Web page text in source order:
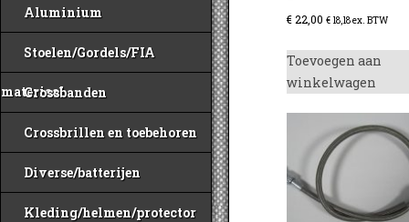
Aluminium
Stoelen/Gordels/FIA
materiaal
Crossbanden
Crossbrillen en toebehoren
Diverse/batterijen
Kleding/helmen/protector
€22,00 € 18,18ex. BTW
Toevoegen aan
winkelwagen